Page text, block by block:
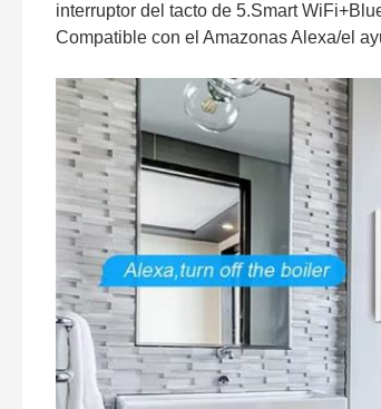
interruptor del tacto de 5.Smart
Compatible con el Amazonas Alexa/el